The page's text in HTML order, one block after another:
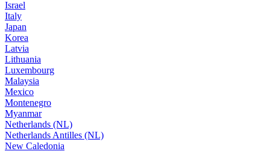
Israel
Italy
Japan
Korea
Latvia
Lithuania
Luxembourg
Malaysia
Mexico
Montenegro
Myanmar
Netherlands (NL)
Netherlands Antilles (NL)
New Caledonia